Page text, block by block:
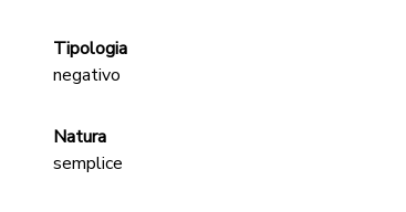
Tipologia
negativo
Natura
semplice